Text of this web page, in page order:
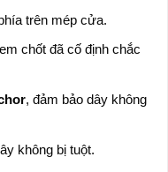
trên mép cửa.
chốt đã cố định chắc
, đảm bảo dây không
không bị tuột.